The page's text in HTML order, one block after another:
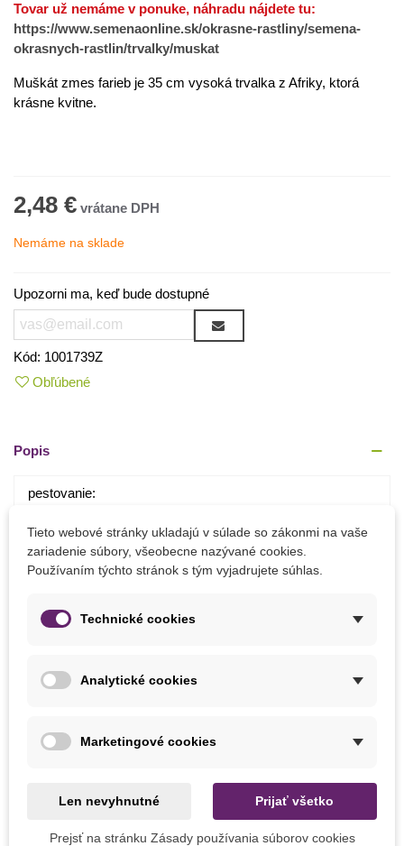
Tovar už nemáme v ponuke, náhradu nájdete tu:
https://www.semenaonline.sk/okrasne-rastliny/semena-
okrasnych-rastlin/trvalky/muskat
Muškát zmes farieb je 35 cm vysoká trvalka z Afriky, ktorá
krásne kvitne.
2,48 €
Nemáme na sklade
Upozorni ma, keď bude dostupné
Kód: 1001739Z
Obľúbené
Popis
pestovanie:
hlbka výsevu 0,3-0,5 cm
teplota 21-24 stupňov
po vyklíčení presunieme do miestnosti s teplotou okolo 20
dostatok svetla
Detaily produktu
MOHLI BYSTE EŠTE POTREBOVAŤ
Tieto webové stránky ukladajú v súlade so zákonmi na vaše
zariadenie súbory, všeobecne nazývané cookies.
Používaním týchto stránok s tým vyjadrujete súhlas.
Technické cookies
Analytické cookies
Marketingové cookies
Len nevyhnutné Prijať všetko
Prejsť na stránku Zásady používania súborov cookies